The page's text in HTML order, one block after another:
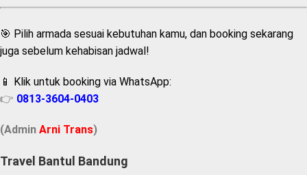
🎯 Pilih armada sesuai kebutuhan kamu, dan booking sekarang
juga sebelum kehabisan jadwal!
📱 Klik untuk booking via WhatsApp:
👉 0813-3604-0403
(Admin Arni Trans)
Travel Bantul Bandung